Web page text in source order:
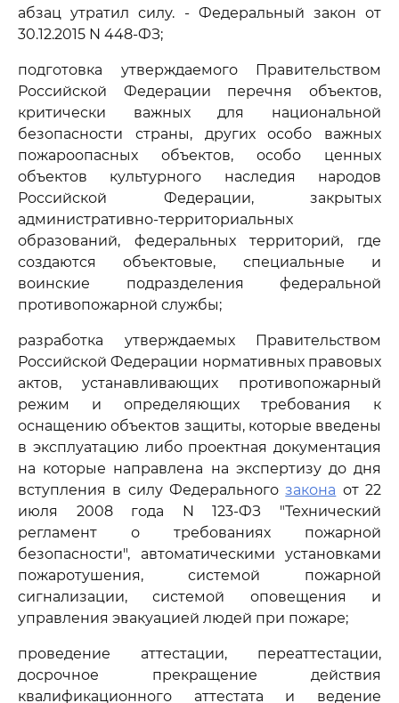
абзац утратил силу. - Федеральный закон от
30.12.2015 N 448-ФЗ;
подготовка утверждаемого Правительством
Российской Федерации перечня объектов,
критически важных для национальной
безопасности страны, других особо важных
пожароопасных объектов, особо ценных
объектов культурного наследия народов
Российской Федерации, закрытых
административно-территориальных
образований, федеральных территорий, где
создаются объектовые, специальные и
воинские подразделения федеральной
противопожарной службы;
разработка утверждаемых Правительством
Российской Федерации нормативных правовых
актов, устанавливающих противопожарный
режим и определяющих требования к
оснащению объектов защиты, которые введены
в эксплуатацию либо проектная документация
на которые направлена на экспертизу до дня
вступления в силу Федеральногозакона от 22
июля 2008 года N 123-ФЗ "Технический
регламент о требованиях пожарной
безопасности", автоматическими установками
пожаротушения, системой пожарной
сигнализации, системой оповещения и
управления эвакуацией людей при пожаре;
проведение аттестации, переаттестации,
досрочное прекращение действия
квалификационного аттестата и ведение